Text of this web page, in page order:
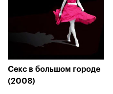
Секс в большом городе
(2008)